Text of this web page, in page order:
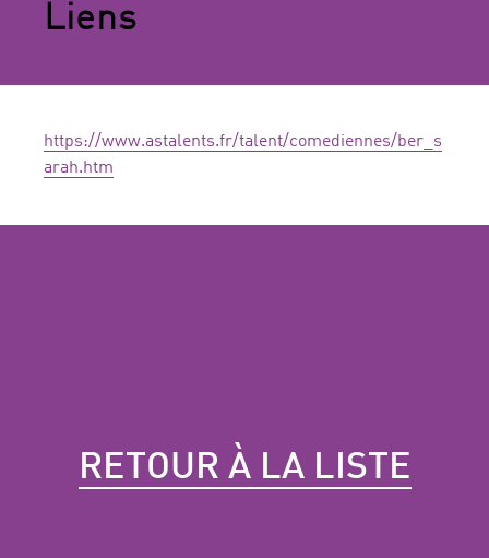
Liens
https://www.astalents.fr/talent/comediennes/ber_s
arah.htm
RETOUR À LA LISTE